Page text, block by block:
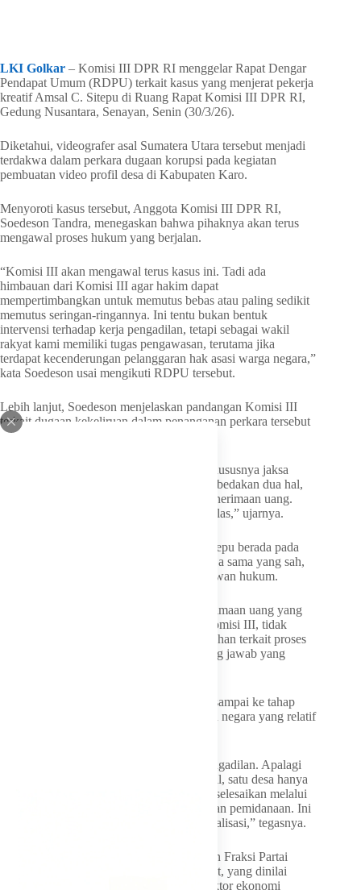
LKI Golkar – Komisi III DPR RI menggelar Rapat Dengar
Pendapat Umum (RDPU) terkait kasus yang menjerat pekerja
kreatif Amsal C. Sitepu di Ruang Rapat Komisi III DPR RI,
Gedung Nusantara, Senayan, Senin (30/3/26).
Diketahui, videografer asal Sumatera Utara tersebut menjadi
terdakwa dalam perkara dugaan korupsi pada kegiatan
pembuatan video profil desa di Kabupaten Karo.
Menyoroti kasus tersebut, Anggota Komisi III DPR RI,
Soedeson Tandra, menegaskan bahwa pihaknya akan terus
mengawal proses hukum yang berjalan.
“Komisi III akan mengawal terus kasus ini. Tadi ada
himbauan dari Komisi III agar hakim dapat
mempertimbangkan untuk memutus bebas atau paling sedikit
memutus seringan-ringannya. Ini tentu bukan bentuk
intervensi terhadap kerja pengadilan, tetapi sebagai wakil
rakyat kami memiliki tugas pengawasan, terutama jika
terdapat kecenderungan pelanggaran hak asasi warga negara,”
kata Soedeson usai mengikuti RDPU tersebut.
Lebih lanjut, Soedeson menjelaskan pandangan Komisi III
terkait dugaan kekeliruan dalam penanganan perkara tersebut
oleh aparat penegak hukum.
“Menurut kami, aparat penegak hukum, khususnya jaksa
sebagai penyidik dan penuntut, gagal membedakan dua hal,
yaitu proses keluarnya uang dan proses penerimaan uang.
Keduanya seharusnya dipisahkan secara jelas,” ujarnya.
Soedeson menambahkan bahwa Amsal Sitepu berada pada
posisi penerima dalam suatu perjanjian kerja sama yang sah,
sehingga dinilai tidak memiliki unsur melawan hukum.
“Pak Amsal Sitepu berada pada fase penerimaan uang yang
didasari perjanjian kerja sama. Menurut Komisi III, tidak
terdapat unsur melawan hukum. Permasalahan terkait proses
keluarnya uang bukan merupakan tanggung jawab yang
Menurutnya, perkara ini seharusnya tidak sampai ke tahap
persidangan, terlebih dengan nilai kerugian negara yang relatif
“Kasus ini seharusnya tidak dibawa ke pengadilan. Apalagi
nilai kerugian keuangan negara sangat kecil, satu desa hanya
sekitar 50 juta. Hal ini seharusnya dapat diselesaikan melalui
mekanisme restorative justice, bukan dengan pemidanaan. Ini
yang kami nilai sebagai bentuk overkriminalisasi,” tegasnya.
Soedeson juga menyampaikan kekecewaan Fraksi Partai
Golkar terhadap penanganan kasus tersebut, yang dinilai
berpotensi menghambat perkembangan sektor ekonomi